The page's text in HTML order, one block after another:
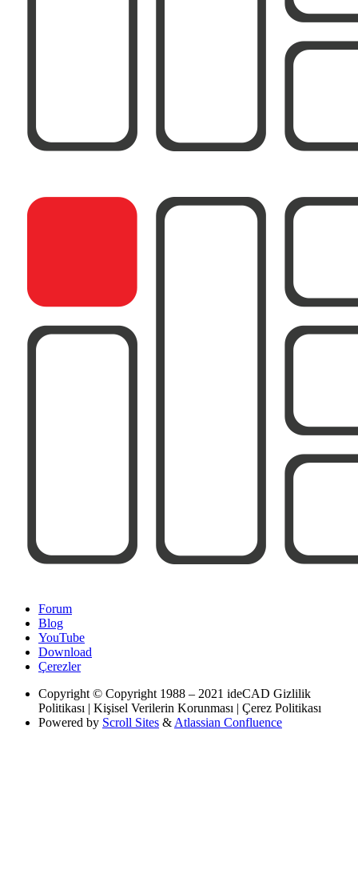
Forum
Blog
YouTube
Download
Çerezler
Copyright © Copyright 1988 – 2021 ideCAD Gizlilik
Politikası | Kişisel Verilerin Korunması | Çerez Politikası
Powered by Scroll Sites & Atlassian Confluence